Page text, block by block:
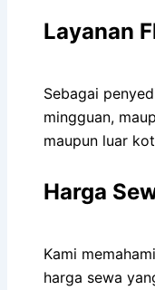
Layanan
Sebagai
mingguan,
maupun luar
Harga
Kami
harga sewa